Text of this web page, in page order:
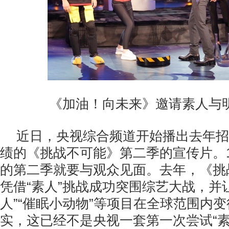
《加油！向未来》邀请素人与
近日，央视综合频道开始播出去年
绩的《挑战不可能》第二季的宣传片
的第二季就要与观众见面。去年，《
凭借“素人”挑战成功突围综艺大战，并
人”“催眠小动物”等项目在全球范围内
实，这已经不是央视一套第一次尝试“